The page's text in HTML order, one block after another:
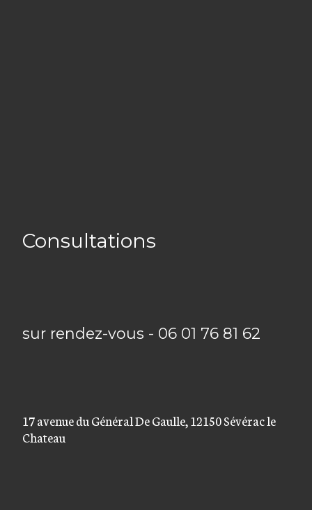
Consultations
sur rendez-vous - 06 01 76 81 62
17 avenue du Général De Gaulle, 12150 Sévérac le
Chateau